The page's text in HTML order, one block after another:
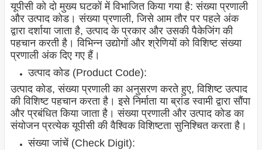
यूपीसी को दो मुख्य घटकों में विभाजित किया गया है: संख्या प्रणाली
और उत्पाद कोड। संख्या प्रणाली, जिसे आम तौर पर पहले अंक
द्वारा दर्शाया जाता है, उत्पाद के प्रकार और उसकी पैकेजिंग की
पहचान करती है। विभिन्न उद्योगों और श्रेणियों को विशिष्ट संख्या
प्रणाली अंक दिए गए हैं।
उत्पाद कोड (Product Code):
उत्पाद कोड, संख्या प्रणाली का अनुसरण करते हुए, विशिष्ट उत्पाद
की विशिष्ट पहचान करता है। इसे निर्माता या ब्रांड स्वामी द्वारा सौंपा
और प्रबंधित किया जाता है। संख्या प्रणाली और उत्पाद कोड का
संयोजन प्रत्येक यूपीसी की वैश्विक विशिष्टता सुनिश्चित करता है।
संख्या जांचें (Check Digit):